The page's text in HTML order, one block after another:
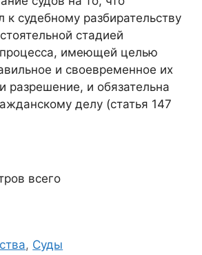
к судебному разбирательству
стадией
имеющей целью
и своевременное их
разрешение, и обязательна
делу (статья 147
всего
, Суды